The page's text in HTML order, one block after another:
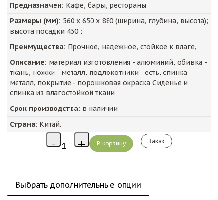
Предназначен: Кафе, бары, рестораны
Размеры (мм): 560 х 650 х 880 (ширина, глубина, высота);
высота посадки 450 ;
Преимущества: Прочное, надежное, стойкое к влаге,
Описание: материал изготовления - алюминий, обивка -
ткань, ножки - металл, подлокотники - есть, спинка -
металл, покрытие - порошковая окраска Сиденье и
спинка из влагостойкой ткани
Срок производства: в наличии
Страна: Китай.
Заказ
Выбрать дополнительные опции